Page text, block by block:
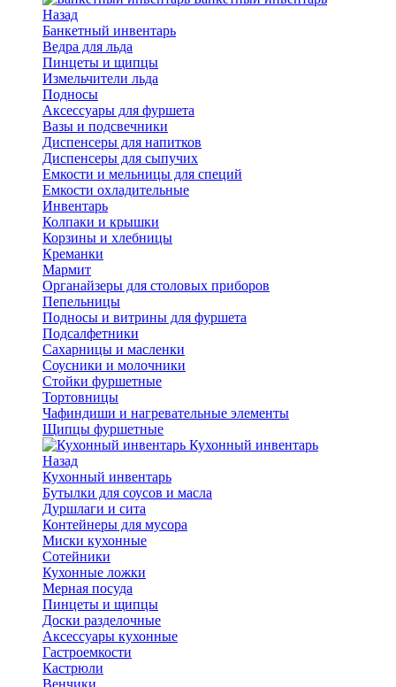
Назад
Банкетный инвентарь
Ведра для льда
Пинцеты и щипцы
Измельчители льда
Подносы
Аксессуары для фуршета
Вазы и подсвечники
Диспенсеры для напитков
Диспенсеры для сыпучих
Емкости и мельницы для специй
Емкости охладительные
Инвентарь
Колпаки и крышки
Корзины и хлебницы
Креманки
Мармит
Органайзеры для столовых приборов
Пепельницы
Подносы и витрины для фуршета
Подсалфетники
Сахарницы и масленки
Соусники и молочники
Стойки фуршетные
Тортовницы
Чафиндиши и нагревательные элементы
Щипцы фуршетные
Кухонный инвентарь
Назад
Кухонный инвентарь
Бутылки для соусов и масла
Дуршлаги и сита
Контейнеры для мусора
Миски кухонные
Сотейники
Кухонные ложки
Мерная посуда
Пинцеты и щипцы
Доски разделочные
Аксессуары кухонные
Гастроемкости
Кастрюли
Венчики